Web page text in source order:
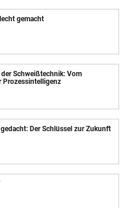
gemacht
Schweißtechnik: Vom
Prozessintelligenz
Der Schlüssel zur Zukunft